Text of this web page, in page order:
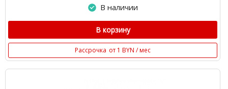
В наличии
В корзину
Рассрочка от 1 BYN / мес